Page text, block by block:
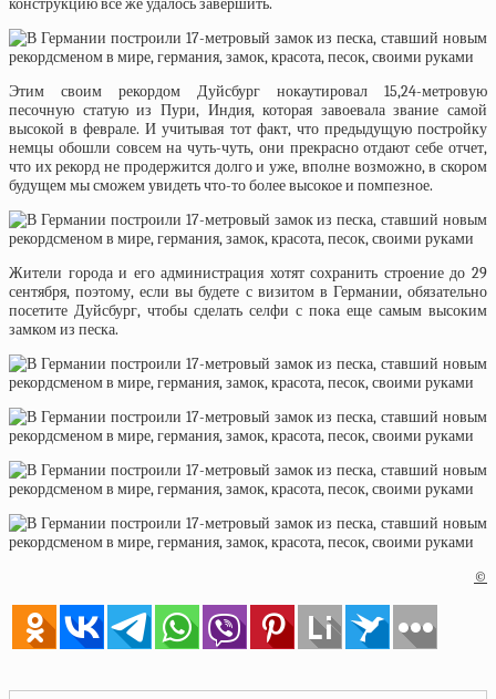
конструкцию все же удалось завершить.
Этим своим рекордом Дуйсбург нокаутировал 15,24-метровую
песочную статую из Пури, Индия, которая завоевала звание самой
высокой в феврале. И учитывая тот факт, что предыдущую постройку
немцы обошли совсем на чуть-чуть, они прекрасно отдают себе отчет,
что их рекорд не продержится долго и уже, вполне возможно, в скором
будущем мы сможем увидеть что-то более высокое и помпезное.
Жители города и его администрация хотят сохранить строение до 29
сентября, поэтому, если вы будете с визитом в Германии, обязательно
посетите Дуйсбург, чтобы сделать селфи с пока еще самым высоким
замком из песка.
©